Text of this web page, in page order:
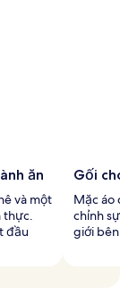
ăn
và một
đầu
Gối
Mặc áo
chỉnh
giới